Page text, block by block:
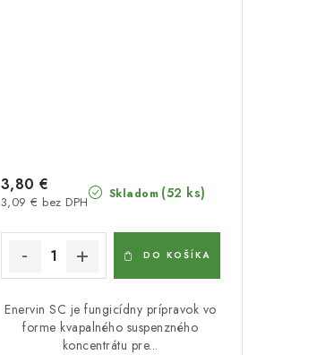
Skladom (52 ks)
3,09 € bez DPH
3,80 €
DO KOŠÍKA
Enervin SC je fungicídny prípravok vo
forme kvapalného suspenzného
koncentrátu pre...